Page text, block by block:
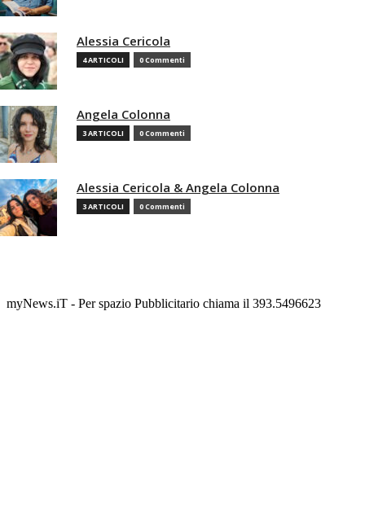
Alessia Cericola
4 ARTICOLI 0 Commenti
Angela Colonna
3 ARTICOLI 0 Commenti
Alessia Cericola & Angela Colonna
3 ARTICOLI 0 Commenti
myNews.iT - Per spazio Pubblicitario chiama il 393.5496623